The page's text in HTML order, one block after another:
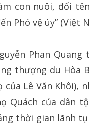
con nuôi, đổi
Phó vệ úy” (Việt
Phan
thượng du Hòa
của Lê Văn Khôi),
Quách của dân
thời gian lãnh